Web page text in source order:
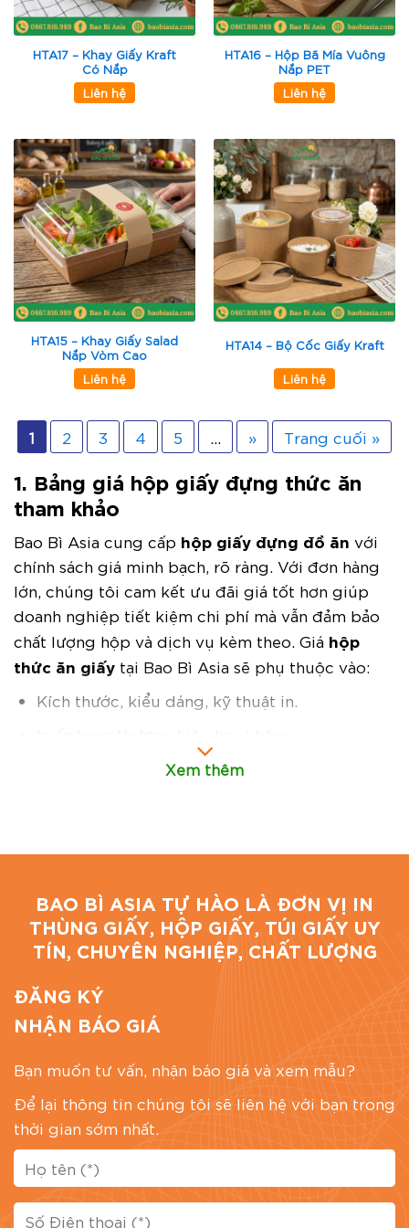
HTA17 – Khay Giấy Kraft
Có Nắp
Liên hệ
HTA16 – Hộp Bã Mía Vuông
Nắp PET
Liên hệ
HTA15 – Khay Giấy Salad
Nắp Vòm Cao
Liên hệ
HTA14 – Bộ Cốc Giấy Kraft
Liên hệ
1 2 3 4 5 » Trang cuối »
1. Bảng giá hộp giấy đựng thức ăn
tham khảo
Bao Bì Asia cung cấp hộp giấy đựng đồ ăn với
chính sách giá minh bạch, rõ ràng. Với đơn hàng
lớn, chúng tôi cam kết ưu đãi giá tốt hơn giúp
doanh nghiệp tiết kiệm chi phí mà vẫn đảm bảo
chất lượng hộp và dịch vụ kèm theo. Giá hộp
thức ăn giấy tại Bao Bì Asia sẽ phụ thuộc vào:
Kích thước, kiểu dáng, kỹ thuật in.
Số lượng đặt hàng.
STT Sản phẩm ĐVT
giá sỉ
(VNĐ)
lẻ
(VNĐ)
Hộp đựng thức ăn
500ml
cái 2200 3500
2
Hộp đựng thức ăn
700ml
3800
900ml
2800 4200
4
Hộp đựng thức ăn
1200ml
cái 3300 4800
Hộp đựng thức ăn
1400ml
Hộp đựng thức ăn
Xem thêm
BAO BÌ ASIA TỰ HÀO LÀ ĐƠN VỊ IN
THÙNG GIẤY, HỘP GIẤY, TÚI GIẤY UY
TÍN, CHUYÊN NGHIỆP, CHẤT LƯỢNG
ĐĂNG KÝ
NHẬN BÁO GIÁ
Bạn muốn tư vấn, nhận báo giá và xem mẫu?
Để lại thông tin chúng tôi sẽ liên hệ với bạn trong
thời gian sớm nhất.